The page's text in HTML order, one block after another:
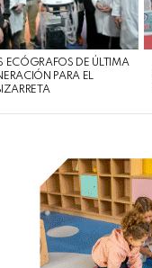
ECÓGRAFOS DE ÚLTIMA
PARA EL